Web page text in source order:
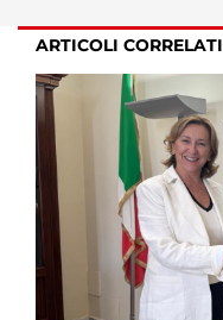
ARTICOLI CORRELATI